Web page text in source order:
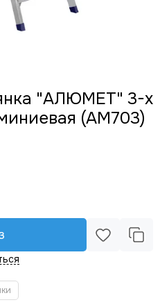
"АЛЮМЕТ" 3-х
(АМ703)